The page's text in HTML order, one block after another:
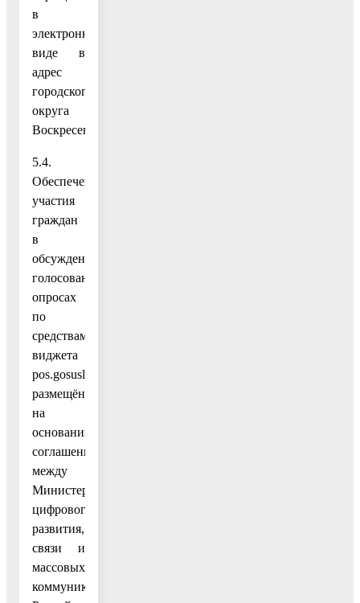
в
электронном
виде в
адрес
городского
округа
Воскресенск;
5.4.
Обеспечение
участия
граждан
в
обсуждениях,
голосованиях,
опросах
по
средствам
виджета
pos.gosuslugi.ru,
размещённого
на
основании
соглашения
между
Министерством
цифрового
развития,
связи и
массовых
коммуникаций